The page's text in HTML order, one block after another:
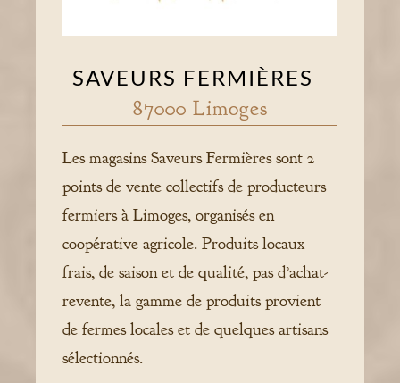
SAVEURS FERMIÈRES -
87000 Limoges
Les magasins Saveurs Fermières sont 2
points de vente collectifs de producteurs
fermiers à Limoges, organisés en
coopérative agricole. Produits locaux
frais, de saison et de qualité, pas d’achat-
revente, la gamme de produits provient
de fermes locales et de quelques artisans
sélectionnés.